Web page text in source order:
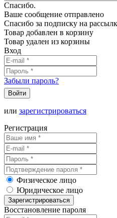
Спасибо.
Ваше сообщение отправлено
Спасибо за подписку на
Товар добавлен в корзину
Товар удален из корзины
Вход
Забыли пароль?
Войти
или зарегистрироваться
Регистрация
Физическое лицо
Юридическое лицо
Зарегистрироваться
Восстановление пароля